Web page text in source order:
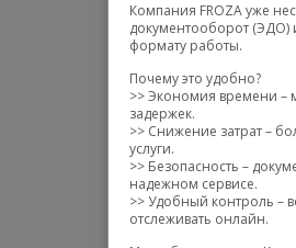
Компания FROZA уже
документооборот (ЭДО)
формату работы.
Почему это удобно?
>> Экономия времени –
задержек.
>> Снижение затрат –
услуги.
>> Безопасность –
надежном сервисе.
>> Удобный контроль –
отслеживать онлайн.